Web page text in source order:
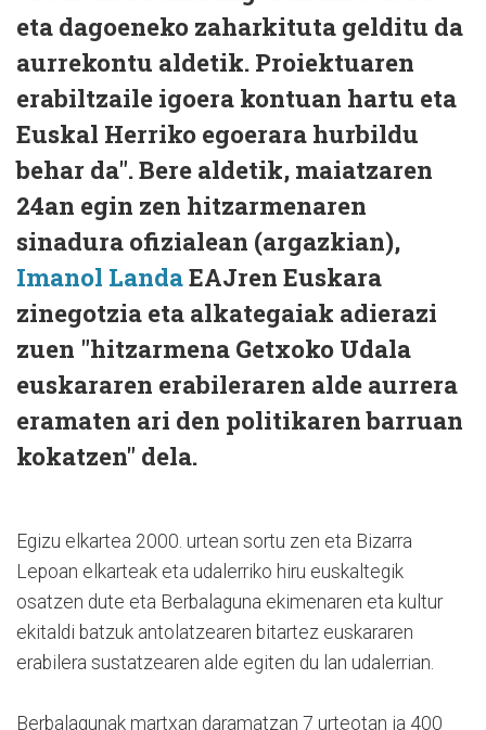
eta dagoeneko zaharkituta gelditu da
aurrekontu aldetik. Proiektuaren
erabiltzaile igoera kontuan hartu eta
Euskal Herriko egoerara hurbildu
behar da". Bere aldetik, maiatzaren
24an egin zen hitzarmenaren
sinadura ofizialean (argazkian),
Imanol LandaEAJren Euskara
zinegotzia eta alkategaiak adierazi
zuen "hitzarmena Getxoko Udala
euskararen erabileraren alde aurrera
eramaten ari den politikaren barruan
kokatzen" dela.
Egizu elkartea 2000. urtean sortu zen eta Bizarra
Lepoan elkarteak eta udalerriko hiru euskaltegik
osatzen dute eta Berbalaguna ekimenaren eta kultur
ekitaldi batzuk antolatzearen bitartez euskararen
erabilera sustatzearen alde egiten du lan udalerrian.
Berbalagunak martxan daramatzan 7 urteotan ia 400